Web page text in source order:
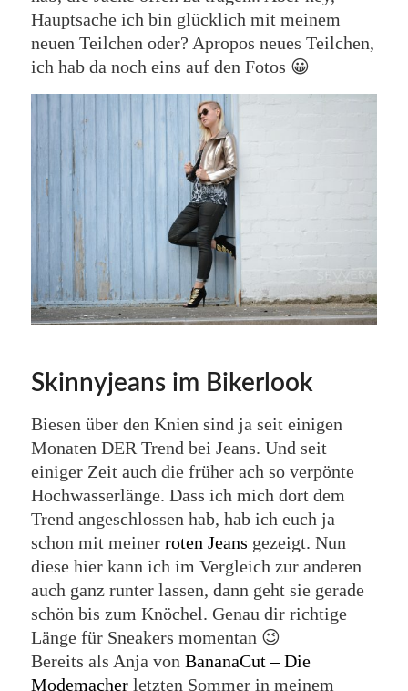
Hauptsache ich bin glücklich mit meinem
neuen Teilchen oder? Apropos neues Teilchen,
ich hab da noch eins auf den Fotos 😀
Skinnyjeans im Bikerlook
Biesen über den Knien sind ja seit einigen
Monaten DER Trend bei Jeans. Und seit
einiger Zeit auch die früher ach so verpönte
Hochwasserlänge. Dass ich mich dort dem
Trend angeschlossen hab, hab ich euch ja
schon mit meiner roten Jeans gezeigt. Nun
diese hier kann ich im Vergleich zur anderen
auch ganz runter lassen, dann geht sie gerade
schön bis zum Knöchel. Genau dir richtige
Länge für Sneakers momentan 😉
Bereits als Anja von BananaCut – Die
Modemacherletzten Sommer in meinem